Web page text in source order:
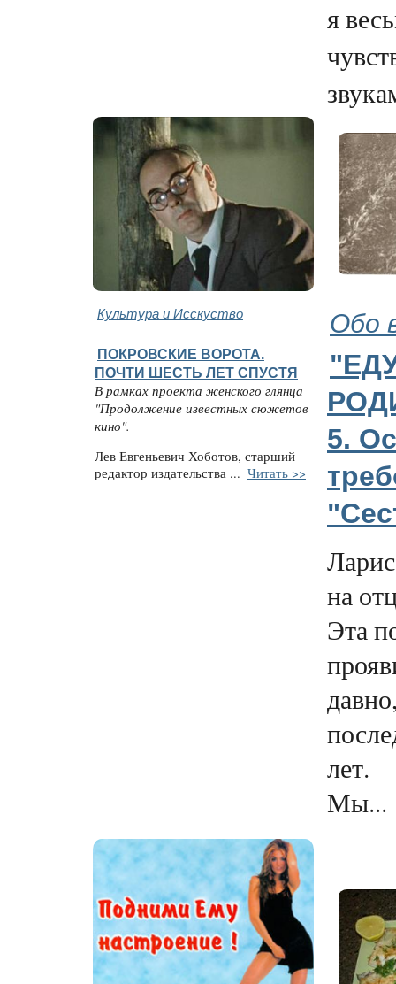
я
Культура и Исскуство Обо
ПОКРОВСКИЕ ВОРОТА.
ПОЧТИ ШЕСТЬ ЛЕТ СПУСТЯ
В рамках проекта женского глянца
"Продолжение известных сюжетов
кино".
Лев Евгеньевич Хоботов, старший
редактор издательства ... Читать >>
5.
на
Эта
лет.
Мы...